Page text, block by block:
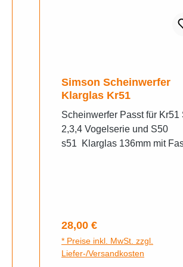
Simson Scheinwerfer
Klarglas Kr51
Scheinwerfer Passt für Kr51
2,3,4 Vogelserie und S50
s51 Klarglas 136mm mit
Regulärer Preis:
28,00 €
* Preise inkl. MwSt. zzgl.
Liefer-/Versandkosten